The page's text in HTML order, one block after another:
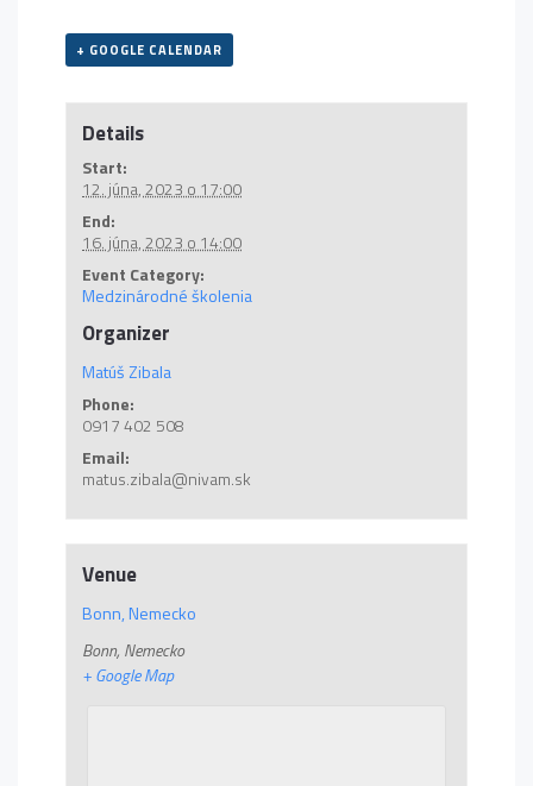
+ GOOGLE CALENDAR
Details
Start:
12. júna, 2023 o 17:00
End:
16. júna, 2023 o 14:00
Event Category:
Medzinárodné školenia
Organizer
Matúš Zibala
Phone:
0917 402 508
Email:
matus.zibala@nivam.sk
Venue
Bonn, Nemecko
Bonn, Nemecko
+ Google Map